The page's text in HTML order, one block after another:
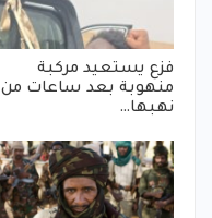
فزع يستعيد مركبة
منهوبة بعد ساعات من
نهبها…